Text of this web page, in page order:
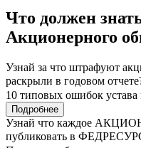
Что должен
Акционерного
Узнай за что штрафуют
раскрыли в годовом
10 типовых ошибок
Подробнее
Узнай что каждое
публиковать в